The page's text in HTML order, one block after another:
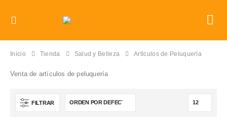
Inicio Tienda Salud y Belleza Artículos de Peluquería
Venta de artículos de peluquería
FILTRAR